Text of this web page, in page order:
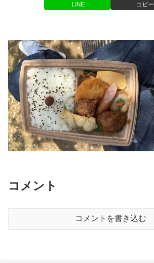
LINE コピー
コメント
コメントを書き込む